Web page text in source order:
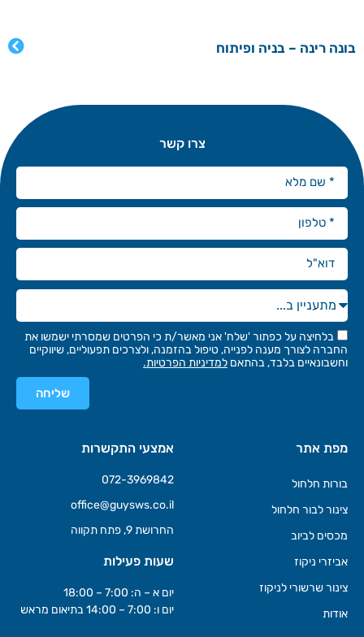
בונה רינה – בניה ופיתוח
מפת אתר
בורות חלחול
צינור לבור חלחול
מכסים לביוב
אביזרי ניקוז
צינור שרשורי לניקוז
אודות
אמצעי התקשרות
072-3969842
office@guysws.co.il
החרושת 9, פתח תקווה
שעות פעילות
יום א – ה: 7:00 – 18:00
יום ו: 7:00 – 14:00 בתיאום מראש
צרו קשר
בלחיצה על כפתור 'שלח' אני מאשר/ת כי הפרטים שמסרתי ישמשו את
החברה לצורך מענה לפנייה, טיפול בהזמנה, ולצרכים תפעוליים, שיווקיים
וחשבונאיים בלבד, בהתאם למדיניות הפרטיות.
שליחה